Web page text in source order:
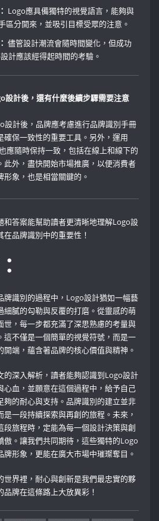
Logo應具備獨特的視覺語言，能夠與
區分開來，並吸引目標受眾的注意。
‌儘管設計潮流會隨時間變化，但成功
計應該經得起時間的考驗。
設計後，還有什麼後續步驟需要注意
設計後，品牌應考慮進行品牌識別手冊
確保一致性的重要工具。另外，運用
應隨時保持一致，包括在線上和線下的
此外，盡快開始市場推廣，以便消費者
形象，也是相當關鍵的。
和答案能幫助讀者更清晰地理解Logo設
在品牌識別中的重要性！
牌識別的過程中，Logo設計猶如一幅藝
細膩的勾勒與反覆的打磨。從靈感的萌
世，每一步都充滿了深思熟慮的考量與
這不僅是一個簡單的視覺符號，而是一
開端，蘊含著品牌的核心價值與精神。
的深入解析，讀者能夠認識到Logo設計
心血，並願意在這個過程中，給予自己
夠的耐心與支持。品牌識別的建立並非
是一段持續探索與再創的旅程。未來，
段旅程時，定能為每一個設計決策與創
傲。讓我們共同期待，這些獨特的Logo
牌形象，更能在廣大市場中璀璨奪目。
世界裡，耐心與創新是我們最忠實的夥
品牌在這條路上大放異彩！